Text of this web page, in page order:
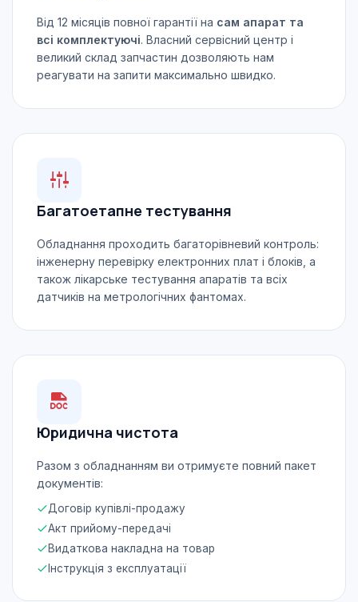
Від 12 місяців повної гарантії на сам апарат та
всі комплектуючі. Власний сервісний центр і
великий склад запчастин дозволяють нам
реагувати на запити максимально швидко.
Багатоетапне тестування
Обладнання проходить багаторівневий контроль:
інженерну перевірку електронних плат і блоків, а
також лікарське тестування апаратів та всіх
датчиків на метрологічних фантомах.
Юридична чистота
Разом з обладнанням ви отримуєте повний пакет
документів:
Договір купівлі-продажу
Акт прийому-передачі
Видаткова накладна на товар
Інструкція з експлуатації